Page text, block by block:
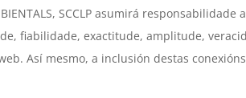
SCCLP asumirá
fiabilidade, exactitude, amplitude,
Así mesmo, a inclusión destas